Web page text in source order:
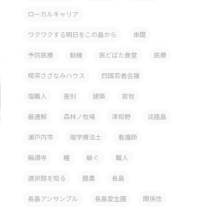
ローカルキャリア
ワクワクする明日をこの島から 串間
予防医療 動機 医どばた食堂 医療
喫茶さざなみハウス 四国若者会議
塩職人 差別 建築 放牧
最適解 森林ノ牧場 津和野 淡路島
瀬戸内市 理学療法士 看護師
稱讃寺 糧 継ぐ 職人
選択肢を知る 酪農 長島
長島アンサンブル 長島愛生園 関係性